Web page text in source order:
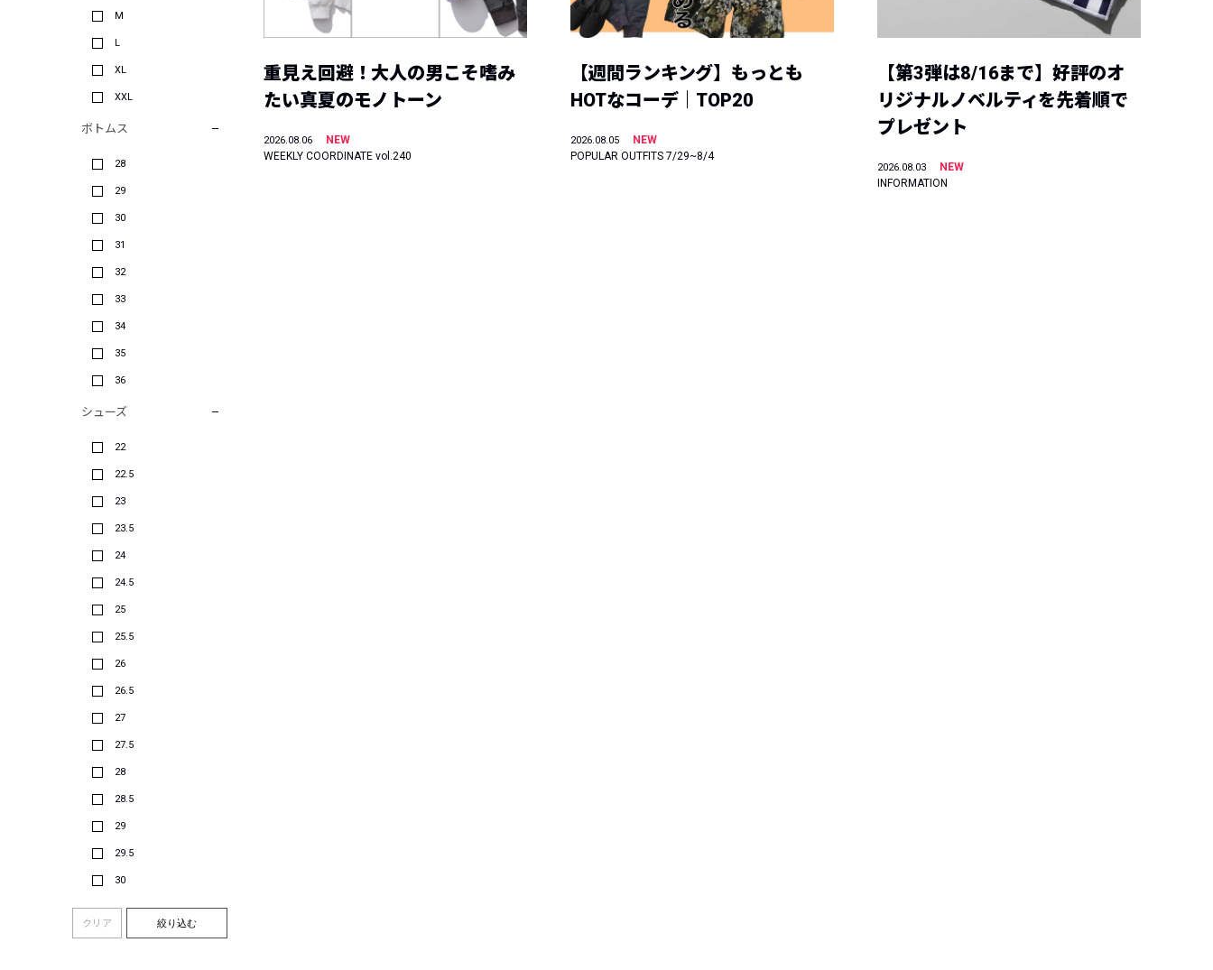
M
L
XL
XXL
ボトムス
28
29
30
31
32
33
34
35
36
シューズ
22
22.5
23
23.5
24
24.5
25
25.5
26
26.5
27
27.5
28
28.5
29
29.5
30
クリア 絞り込む
重見え回避！大人の男こそ嗜み
たい真夏のモノトーン
2026.08.06
NEW
WEEKLY COORDINATE vol.240
【週間ランキング】もっとも
HOTなコーデ｜TOP20
2026.08.05
NEW
POPULAR OUTFITS 7/29~8/4
【第3弾は8/16まで】好評のオ
リジナルノベルティを先着順で
プレゼント
2026.08.03
NEW
INFORMATION